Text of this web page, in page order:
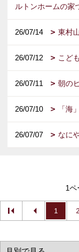
ルトンホームの家
26/07/14 東村
26/07/12 こど
26/07/11 朝の
26/07/10 「海
26/07/07 なに
1ペ
1 2